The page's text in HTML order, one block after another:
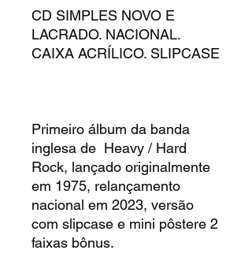
CD SIMPLES NOVO E
LACRADO. NACIONAL.
CAIXA ACRÍLICO. SLIPCASE
Primeiro álbum da banda
inglesa de Heavy / Hard
Rock, lançado originalmente
em 1975, relançamento
nacional em 2023, versão
com slipcase e mini pôstere 2
faixas bônus.